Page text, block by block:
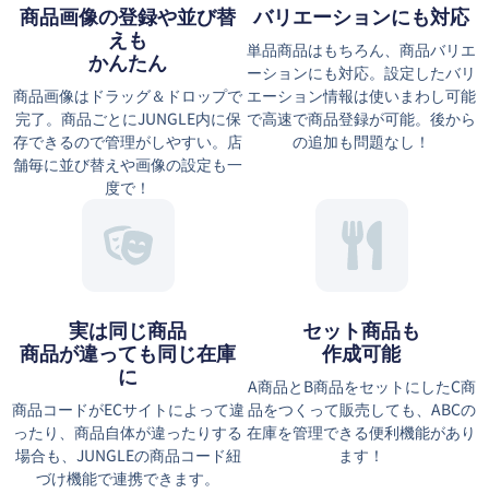
商品画像の登録や並び替
えも
かんたん
商品画像はドラッグ＆ドロップで
完了。商品ごとにJUNGLE内に保
存できるので管理がしやすい。店
舗毎に並び替えや画像の設定も一
度で！
バリエーションにも対応
単品商品はもちろん、商品バリエ
ーションにも対応。設定したバリ
エーション情報は使いまわし可能
で高速で商品登録が可能。後から
の追加も問題なし！
実は同じ商品
商品が違っても同じ在庫
に
商品コードがECサイトによって違
ったり、商品自体が違ったりする
場合も、JUNGLEの商品コード紐
づけ機能で連携できます。
セット商品も
作成可能
A商品とB商品をセットにしたC商
品をつくって販売しても、ABCの
在庫を管理できる便利機能があり
ます！